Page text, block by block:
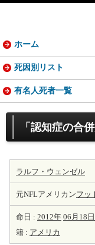
「認知症の合
ラルフ・ウェンゼル
元NFLアメリカンフッ
命日 : 2012年 06月18日
籍 : アメリカ
ホーム
死因別リスト
有名人死者一覧